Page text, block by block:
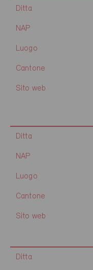
Ditta
NAP
Luogo
Cantone
Sito web
Ditta
NAP
Luogo
Cantone
Sito web
Ditta